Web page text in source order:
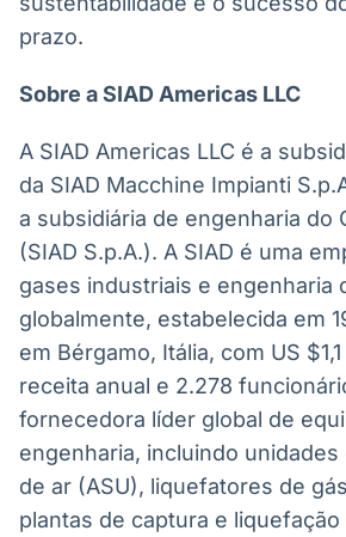
prazo.
Sobre a SIAD Americas LLC
A SIAD Americas LLC é a
da SIAD Macchine Impianti
a subsidiária de engenharia do
(SIAD S.p.A.). A SIAD é uma
gases industriais e engenharia
globalmente, estabelecida em
em Bérgamo, Itália, com US
receita anual e 2.278
fornecedora líder global de
engenharia, incluindo unidades
de ar (ASU), liquefatores de
plantas de captura e liquefação